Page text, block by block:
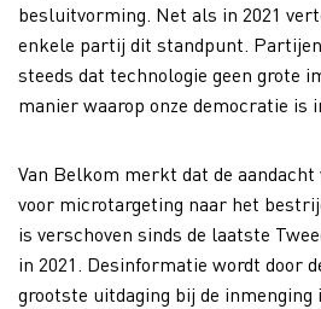
besluitvorming. Net als in 2021
enkele partij dit standpunt.
steeds dat technologie geen grote
manier waarop onze democratie is
Van Belkom merkt dat de
voor microtargeting naar het
is verschoven sinds de laatste
in 2021. Desinformatie wordt door
grootste uitdaging bij de